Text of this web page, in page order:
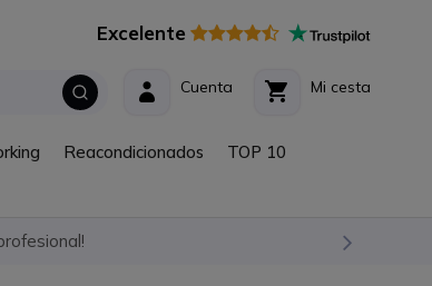
Excelente
Mi cesta
Cuenta
Reacondicionados TOP 10